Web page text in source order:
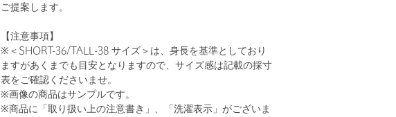
ご提案します。
【注意事項】
※＜SHORT-36/TALL-38 サイズ＞は、身長を基準としており
ますがあくまでも目安となりますので、サイズ感は記載の採寸
表をご確認くださいませ。
※画像の商品はサンプルです。
※商品に「取り扱い上の注意書き」、「洗濯表示」がございま